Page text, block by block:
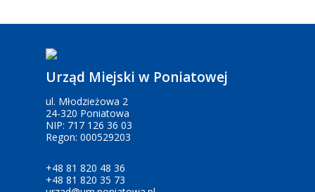
Urząd Miejski w Poniatowej
ul. Młodzieżowa 2
24-320 Poniatowa
NIP: 717 126 36 03
Regon: 000529203
+48 81 820 48 36
+48 81 820 35 73